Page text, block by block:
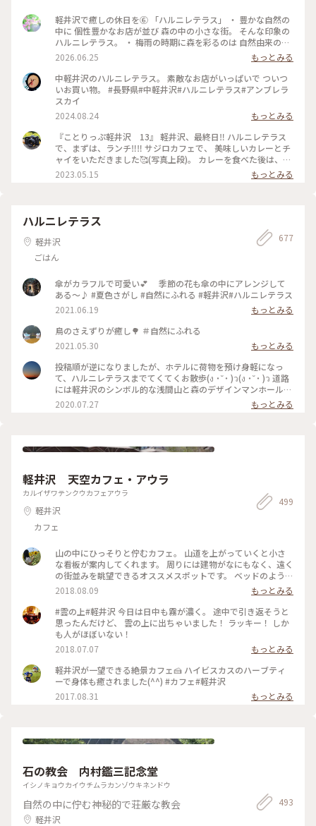
軽井沢で癒しの休日を⑥ 「ハルニレテラス」 ・ 豊かな自然の
中に 個性豊かなお店が並び 森の中の小さな街。 そんな印象の
ハルニレテラス。 ・ 梅雨の時期に森を彩るのは 自然由来の素
材で100色に染めた布たち。 日差しに照らされ風に揺れて〜
改めて晴れて良かったなぁ〜。 心が躍る風景でした。 ・ 平日
でしたが多くの人で賑わっていました。 （週末はどうなっち
ゃうの？） #ひみつの絶景 #軽井沢 #ハルニレテラス
2026.06.25
もっとみる
中軽井沢のハルニレテラス。 素敵なお店がいっぱいで ついつ
いお買い物。 #長野県#中軽井沢#ハルニレテラス#アンブレラ
スカイ
2024.08.24
もっとみる
『ことりっぷ軽井沢 13』 軽井沢、最終日‼️ ハルニレテラス
で、まずは、ランチ‼️‼️ サジロカフェで、 美味しいカレーとチ
ャイをいただきました🥰(写真上段)。 カレーを食べた後は、、
ソフトクリーム🍦🤣(写真右下)。 和菓子の【和泉屋 傳兵衛】
さんで販売している、 〘森の花豆ソフトクリーム〙です。 森
たです🥰🥰 【和泉屋 傳兵衛】さんと、 【丸山珈琲】さんで
お土産を買って、 帰宅しました。 本当に、のんびり過ごし
て、 食べて飲んての旅でした😆😆 #私のことりっぷ旅#ことり
っぷ軽井沢#ランチ#カレー#ソフトクリーム#お土産#OPPO撮
影
2023.05.15 もっとみる
ハルニレテラス
軽井沢
ごはん
677
傘がカラフルで可愛い💕 季節の花も傘の中にアレンジして
ある〜♪ #夏色さがし #自然にふれる #軽井沢#ハルニレテラス
2021.06.19
もっとみる
鳥のさえずりが癒し🌳 ＃自然にふれる
2021.05.30
もっとみる
投稿順が逆になりましたが、ホテルに荷物を預け身軽になっ
て、ハルニレテラスまでてくてくお散歩(ง ˙˘˙ )ว(ง ˙˘˙ )ว 道路
には軽井沢のシンボル的な浅間山と森のデザインマンホール❇️
モグモグタイムは川辺のデッキで✨ この川を上流に行くと、
｢野鳥の森｣🌳🌳🌳 こちらの池は、森でのネイチャープログラ
が出来ました🤣 #わたしの旅#涼しげスイーツ #ことりっぷ軽
時間
2020.07.27 もっとみる
軽井沢 天空カフェ・アウラ
カルイザワテンクウカフェアウラ
軽井沢
カフェ
499
山の中にひっそりと佇むカフェ。 山道を上がっていくと小さ
な看板が案内してくれます。 周りには建物がなにもなく、遠く
の街並みを眺望できるオススメスポットです。 ベッドのように
寝転びながらゆったりできる席や綺麗な景色を一望出来るテー
ブル席、ペットをお連れの方も安心なペット専用席もありま
す。 賑やかな街を離れてゆったりと過ごすにはもってこいのカ
フェです。
2018.08.09
もっとみる
#雲の上#軽井沢 今日は日中も霧が濃く。 途中で引き返そうと
思ったんだけど、 雲の上に出ちゃいました！ ラッキー！ しか
も人がほぼいない！
2018.07.07
もっとみる
軽井沢が一望できる絶景カフェ🍰 ハイビスカスのハーブティ
ーで身体も癒されました(^^) #カフェ#軽井沢
2017.08.31
もっとみる
石の教会 内村鑑三記念堂
イシノキョウカイウチムラカンゾウキネンドウ
自然の中に佇む神秘的で荘厳な教会
軽井沢
493